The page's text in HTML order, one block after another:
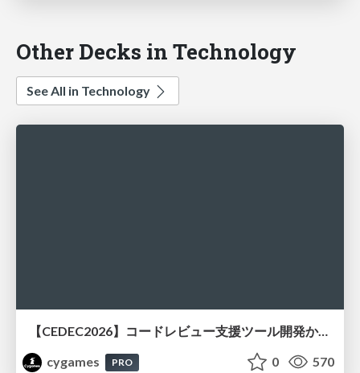
Other Decks in Technology
See All in Technology
【CEDEC2026】コードレビュー支援ツール開発から学ぶ：LLMを用いた業務システムの実践的な運用設計と誤出力対策
cygames
PRO 0 570